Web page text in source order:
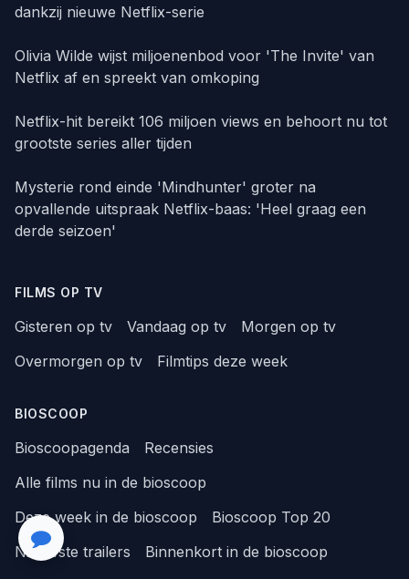
dankzij nieuwe Netflix-serie
Olivia Wilde wijst miljoenenbod voor 'The Invite' van
Netflix af en spreekt van omkoping
Netflix-hit bereikt 106 miljoen views en behoort nu tot
grootste series aller tijden
Mysterie rond einde 'Mindhunter' groter na
opvallende uitspraak Netflix-baas: 'Heel graag een
derde seizoen'
FILMS OP TV
Gisteren op tv Vandaag op tv
Morgen op tv
Overmorgen op tv
Filmtips deze week
BIOSCOOP
Bioscoopagenda
Recensies
Alle films nu in de bioscoop
Deze week in de bioscoop
Bioscoop Top 20
Nieuwste trailers
Binnenkort in de bioscoop